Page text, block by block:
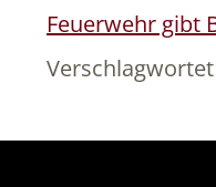
Feuerwehr gibt
Verschlagwortet